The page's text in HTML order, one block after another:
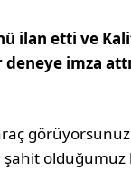
ilan etti ve
imza
şahit